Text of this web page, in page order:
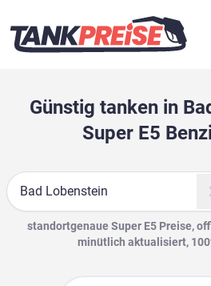
Günstig tanken in
Super E5
Suche
standortgenaue Super E5 Preise,
minütlich aktualisiert,